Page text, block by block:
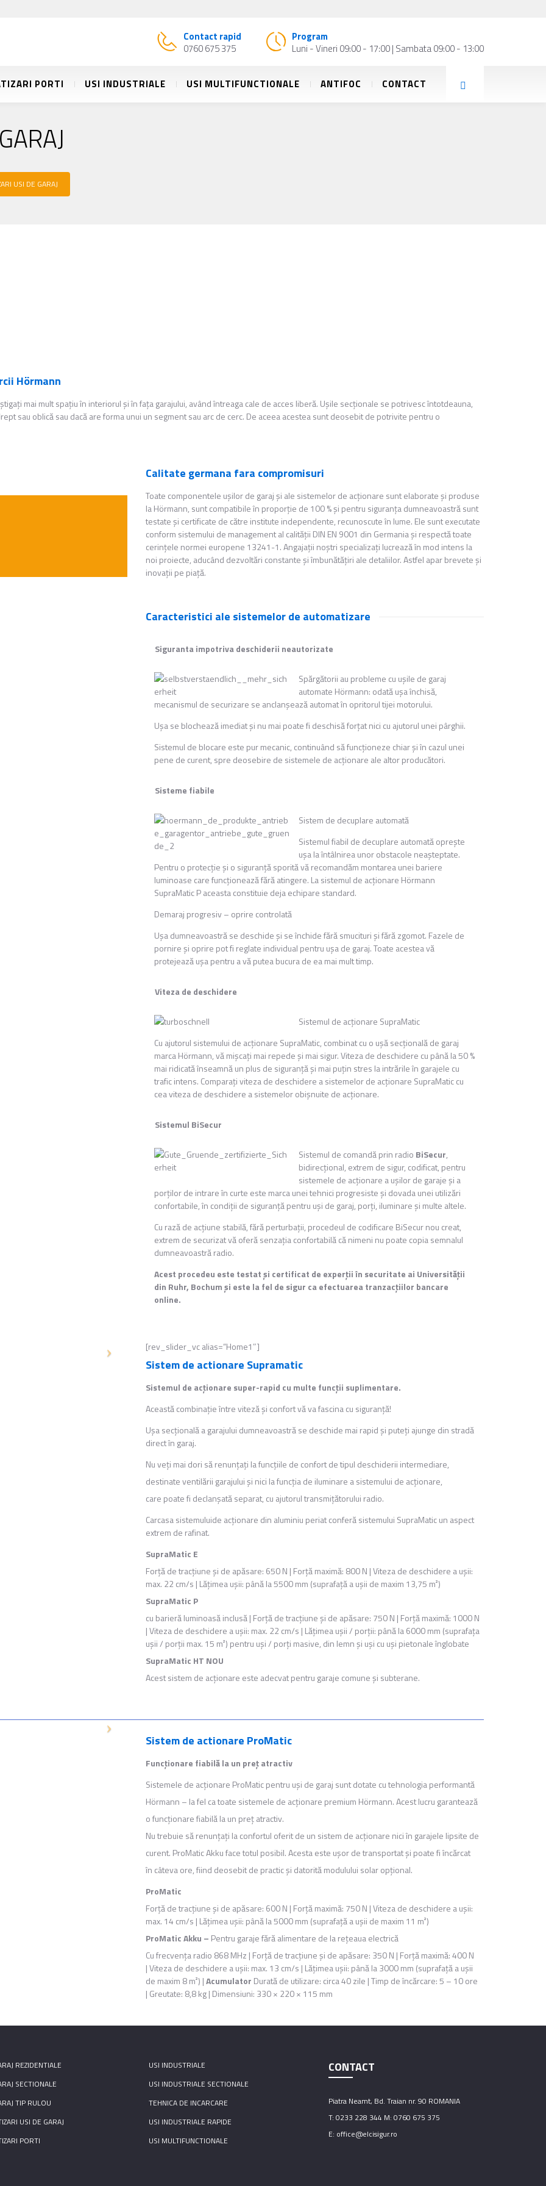
Program
Luni - Vineri 09:00 - 17:00 | Sambata 09:00 - 13:00
Contact rapid
0760 675 375
PORTI USI INDUSTRIALE USI MULTIFUNCTIONALE ANTIFOC CONTACT
USI DE GARAJ
Hörmann
mai mult spaţiu în interiorul şi în faţa garajului, având întreaga cale de acces liberă. Uşile secţionale se potrivesc întotdeauna,
sau oblică sau dacă are forma unui un segment sau arc de cerc. De aceea acestea sunt deosebit de potrivite pentru o
Calitate germana fara compromisuri
Toate componentele uşilor de garaj şi ale sistemelor de acţionare sunt elaborate şi produse
la Hörmann, sunt compatibile în proporţie de 100 % şi pentru siguranţa dumneavoastră sunt
testate şi certificate de către institute independente, recunoscute în lume. Ele sunt executate
conform sistemului de management al calităţii DIN EN 9001 din Germania şi respectă toate
cerinţele normei europene 13241-1. Angajaţii noştri specializaţi lucrează în mod intens la
noi proiecte, aducând dezvoltări constante şi îmbunătăţiri ale detaliilor. Astfel apar brevete şi
inovaţii pe piaţă.
Caracteristici ale sistemelor de automatizare
Siguranta impotriva deschiderii neautorizate
Spărgătorii au probleme cu uşile de garaj
automate Hörmann: odată uşa închisă,
mecanismul de securizare se anclanşează automat în opritorul tijei motorului.
Uşa se blochează imediat şi nu mai poate fi deschisă forţat nici cu ajutorul unei pârghii.
Sistemul de blocare este pur mecanic, continuând să funcţioneze chiar şi în cazul unei
pene de curent, spre deosebire de sistemele de acţionare ale altor producători.
Sisteme fiabile
Sistem de decuplare automată
Sistemul fiabil de decuplare automată opreşte
uşa la întâlnirea unor obstacole neaşteptate.
Pentru o protecţie şi o siguranţă sporită vă recomandăm montarea unei bariere
luminoase care funcţionează fără atingere. La sistemul de acţionare Hörmann
SupraMatic P aceasta constituie deja echipare standard.
Demaraj progresiv – oprire controlată
Uşa dumneavoastră se deschide şi se închide fără smucituri şi fără zgomot. Fazele de
pornire şi oprire pot fi reglate individual pentru uşa de garaj. Toate acestea vă
protejează uşa pentru a vă putea bucura de ea mai mult timp.
Viteza de deschidere
Sistemul de acţionare SupraMatic
Cu ajutorul sistemului de acţionare SupraMatic, combinat cu o uşă secţională de garaj
marca Hörmann, vă mişcaţi mai repede şi mai sigur. Viteza de deschidere cu până la 50 %
mai ridicată înseamnă un plus de siguranţă şi mai puţin stres la intrările în garajele cu
trafic intens. Comparaţi viteza de deschidere a sistemelor de acţionare SupraMatic cu
cea viteza de deschidere a sistemelor obişnuite de acţionare.
Sistemul BiSecur
Sistemul de comandă prin radio BiSecur,
bidirecţional, extrem de sigur, codificat, pentru
sistemele de acţionare a uşilor de garaje şi a
porţilor de intrare în curte este marca unei tehnici progresiste şi dovada unei utilizări
confortabile, în condiţii de siguranţă pentru uşi de garaj, porţi, iluminare şi multe altele.
Cu rază de acţiune stabilă, fără perturbaţii, procedeul de codificare BiSecur nou creat,
extrem de securizat vă oferă senzaţia confortabilă că nimeni nu poate copia semnalul
dumneavoastră radio.
Acest procedeu este testat şi certificat de experţii în securitate ai Universităţii
din Ruhr, Bochum şi este la fel de sigur ca efectuarea tranzacţiilor bancare
online.
[rev_slider_vc alias=”Home1″]
Sistem de actionare Supramatic
Sistemul de acţionare super-rapid cu multe funcţii suplimentare.
Această combinaţie între viteză şi confort vă va fascina cu siguranţă!
Uşa secţională a garajului dumneavoastră se deschide mai rapid şi puteţi ajunge din stradă
direct în garaj.
Nu veţi mai dori să renunţaţi la funcţiile de confort de tipul deschiderii intermediare,
destinate ventilării garajului şi nici la funcţia de iluminare a sistemului de acţionare,
care poate fi declanşată separat, cu ajutorul transmiţătorului radio.
Carcasa sistemuluide acţionare din aluminiu periat conferă sistemului SupraMatic un aspect
extrem de rafinat.
SupraMatic E
Forţă de tracţiune şi de apăsare: 650 N | Forţă maximă: 800 N | Viteza de deschidere a uşii:
max. 22 cm/s | Lăţimea uşii: până la 5500 mm (suprafaţă a uşii de maxim 13,75 m²)
SupraMatic P
cu barieră luminoasă inclusă | Forţă de tracţiune şi de apăsare: 750 N | Forţă maximă: 1000 N
| Viteza de deschidere a uşii: max. 22 cm/s | Lăţimea uşii / porţii: până la 6000 mm (suprafaţa
uşii / porţii max. 15 m²) pentru uşi / porţi masive, din lemn şi uşi cu uşi pietonale înglobate
SupraMatic HT NOU
Acest sistem de acţionare este adecvat pentru garaje comune şi subterane.
Sistem de actionare ProMatic
Funcţionare fiabilă la un preţ atractiv
Sistemele de acţionare ProMatic pentru uşi de garaj sunt dotate cu tehnologia performantă
Hörmann – la fel ca toate sistemele de acţionare premium Hörmann. Acest lucru garantează
o funcţionare fiabilă la un preţ atractiv.
Nu trebuie să renunţaţi la confortul oferit de un sistem de acţionare nici în garajele lipsite de
curent. ProMatic Akku face totul posibil. Acesta este uşor de transportat şi poate fi încărcat
în câteva ore, fiind deosebit de practic şi datorită modulului solar opţional.
ProMatic
Forţă de tracţiune şi de apăsare: 600 N | Forţă maximă: 750 N | Viteza de deschidere a uşii:
max. 14 cm/s | Lăţimea uşii: până la 5000 mm (suprafaţă a uşii de maxim 11 m²)
ProMatic Akku – Pentru garaje fără alimentare de la reţeaua electrică
Cu frecvenţa radio 868 MHz | Forţă de tracţiune şi de apăsare: 350 N | Forţă maximă: 400 N
| Viteza de deschidere a uşii: max. 13 cm/s | Lăţimea uşii: până la 3000 mm (suprafaţă a uşii
de maxim 8 m²) |Acumulator Durată de utilizare: circa 40 zile | Timp de încărcare: 5 – 10 ore
| Greutate: 8,8 kg | Dimensiuni: 330 × 220 × 115 mm
REZIDENTIALE
SECTIONALE
TIP RULOU
USI DE GARAJ
PORTI
USI INDUSTRIALE
USI INDUSTRIALE SECTIONALE
TEHNICA DE INCARCARE
USI INDUSTRIALE RAPIDE
USI MULTIFUNCTIONALE
CONTACT
Piatra Neamt, Bd. Traian nr. 90 ROMANIA
T: 0233 228 344 M: 0760 675 375
E: office@elcisigur.ro